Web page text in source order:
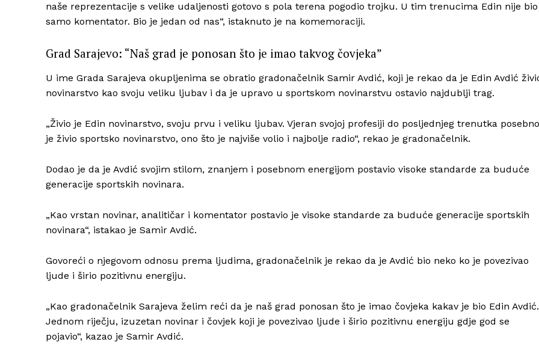
naše reprezentacije s velike udaljenosti gotovo s pola terena pogodio trojku. U tim trenucima Edin nije bio
samo komentator. Bio je jedan od nas“, istaknuto je na komemoraciji.
Grad Sarajevo: “Naš grad je ponosan što je imao takvog čovjeka”
U ime Grada Sarajeva okupljenima se obratio gradonačelnik Samir Avdić, koji je rekao da je Edin Avdić
novinarstvo kao svoju veliku ljubav i da je upravo u sportskom novinarstvu ostavio najdublji trag.
„Živio je Edin novinarstvo, svoju prvu i veliku ljubav. Vjeran svojoj profesiji do posljednjeg trenutka posebno
je živio sportsko novinarstvo, ono što je najviše volio i najbolje radio“, rekao je gradonačelnik.
Dodao je da je Avdić svojim stilom, znanjem i posebnom energijom postavio visoke standarde za buduće
generacije sportskih novinara.
„Kao vrstan novinar, analitičar i komentator postavio je visoke standarde za buduće generacije sportskih
novinara“, istakao je Samir Avdić.
Govoreći o njegovom odnosu prema ljudima, gradonačelnik je rekao da je Avdić bio neko ko je povezivao
ljude i širio pozitivnu energiju.
„Kao gradonačelnik Sarajeva želim reći da je naš grad ponosan što je imao čovjeka kakav je bio Edin Avdić.
Jednom riječju, izuzetan novinar i čovjek koji je povezivao ljude i širio pozitivnu energiju gdje god se
pojavio“, kazao je Samir Avdić.